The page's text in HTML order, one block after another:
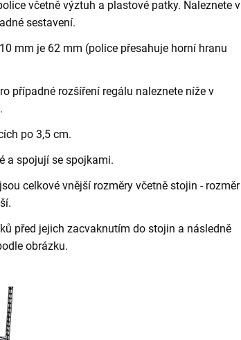
včetně výztuh a plastové patky. Naleznete v
sestavení.
mm je 62 mm (police přesahuje horní hranu
případné rozšíření regálu naleznete níže v
po 3,5 cm.
a spojují se spojkami.
celkové vnější rozměry včetně stojin - rozměr
před jejich zacvaknutím do stojin a následně
obrázku.